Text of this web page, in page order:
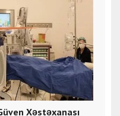
Xəstəxanası